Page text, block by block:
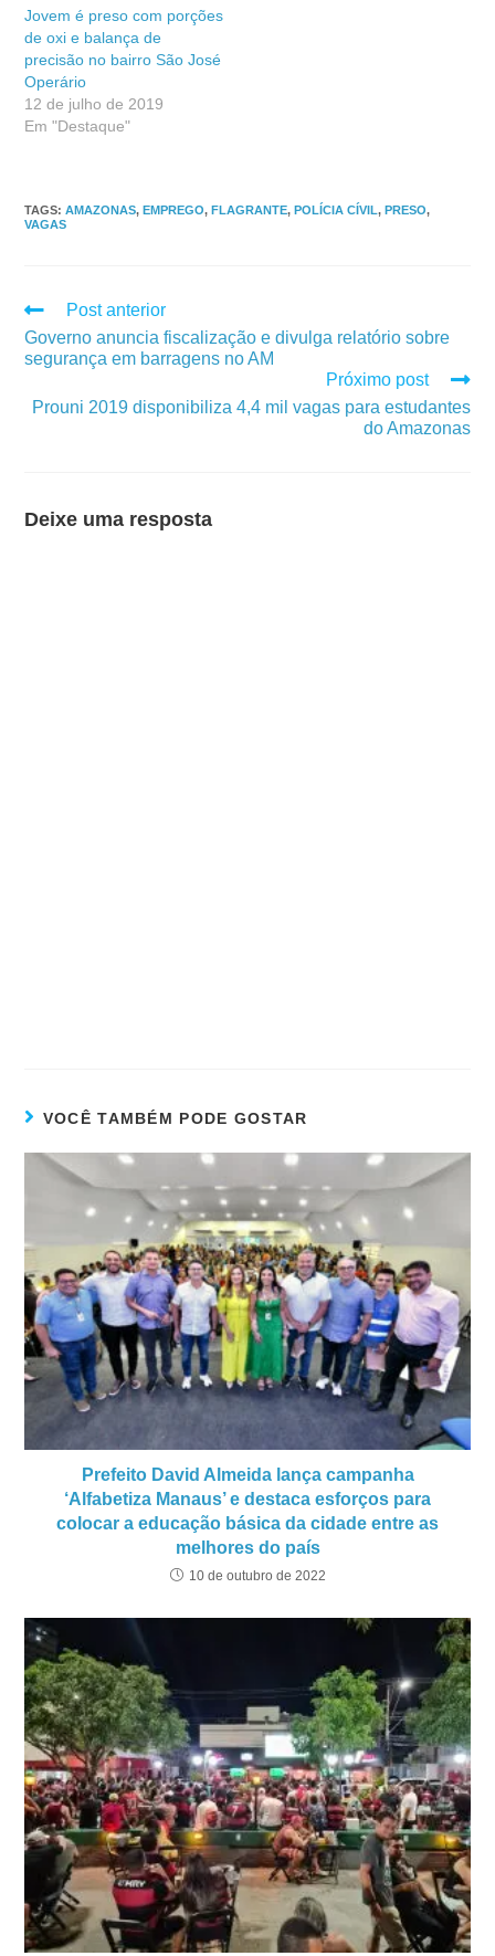
Jovem é preso com porções
de oxi e balança de
precisão no bairro São José
Operário
12 de julho de 2019
Em "Destaque"
TAGS:AMAZONAS, EMPREGO, FLAGRANTE, POLÍCIA CÍVIL, PRESO,
VAGAS
Post anterior
Governo anuncia fiscalização e divulga relatório sobre
segurança em barragens no AM
Próximo post
Prouni 2019 disponibiliza 4,4 mil vagas para estudantes
do Amazonas
Deixe uma resposta
VOCÊ TAMBÉM PODE GOSTAR
Prefeito David Almeida lança campanha
‘Alfabetiza Manaus’ e destaca esforços para
colocar a educação básica da cidade entre as
melhores do país
10 de outubro de 2022